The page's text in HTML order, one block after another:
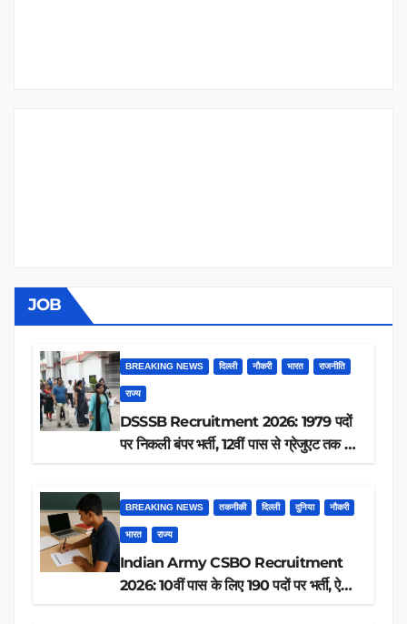
JOB
BREAKING NEWS दिल्ली नौकरी भारत राजनीति
राज्य
DSSSB Recruitment 2026: 1979 पदों
पर निकली बंपर भर्ती, 12वीं पास से ग्रेजुएट तक करें
BREAKING NEWS तकनीकी दिल्ली दुनिया नौकरी
भारत राज्य
Indian Army CSBO Recruitment
2026: 10वीं पास के लिए 190 पदों पर भर्ती, ऐसे